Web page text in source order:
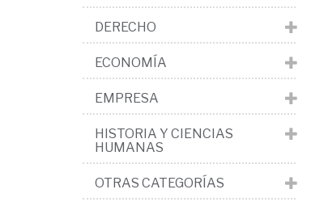
DERECHO
ECONOMÍA
EMPRESA
HISTORIA Y CIENCIAS
HUMANAS
OTRAS CATEGORÍAS